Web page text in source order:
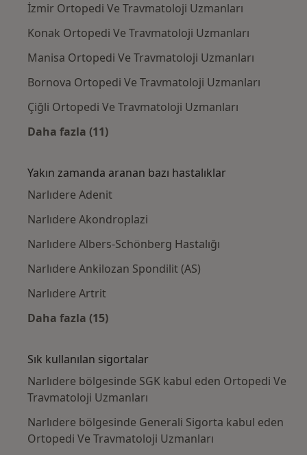
İzmir Ortopedi Ve Travmatoloji Uzmanları
Konak Ortopedi Ve Travmatoloji Uzmanları
Manisa Ortopedi Ve Travmatoloji Uzmanları
Bornova Ortopedi Ve Travmatoloji Uzmanları
Çiğli Ortopedi Ve Travmatoloji Uzmanları
Daha fazla (11)
Yakın zamanda aranan bazı hastalıklar
Narlıdere Adenit
Narlıdere Akondroplazi
Narlıdere Albers-Schönberg Hastalığı
Narlıdere Ankilozan Spondilit (AS)
Narlıdere Artrit
Daha fazla (15)
Sık kullanılan sigortalar
Narlıdere bölgesinde SGK kabul eden Ortopedi Ve
Travmatoloji Uzmanları
Narlıdere bölgesinde Generali Sigorta kabul eden
Ortopedi Ve Travmatoloji Uzmanları